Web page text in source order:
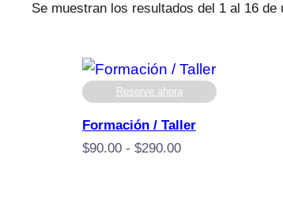
Se muestran los resultados del 1 al 16 de
Reserve ahora
Formación / Taller
$90.00 - $290.00Rango